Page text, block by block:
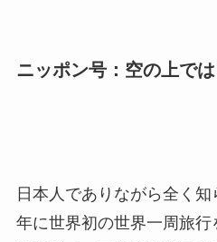
ニッポン号：空の上で
日本人でありながら全く
年に世界初の世界一周旅